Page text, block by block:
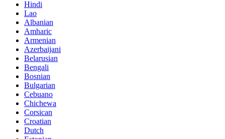
Hindi
Lao
Albanian
Amharic
Armenian
Azerbaijani
Belarusian
Bengali
Bosnian
Bulgarian
Cebuano
Chichewa
Corsican
Croatian
Dutch